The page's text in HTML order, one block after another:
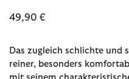
49,90 €
Das zugleich schlichte und
reiner, besonders